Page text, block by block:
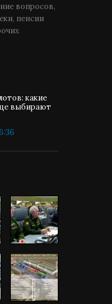
вопросов,
пенсии
какие
выбирают